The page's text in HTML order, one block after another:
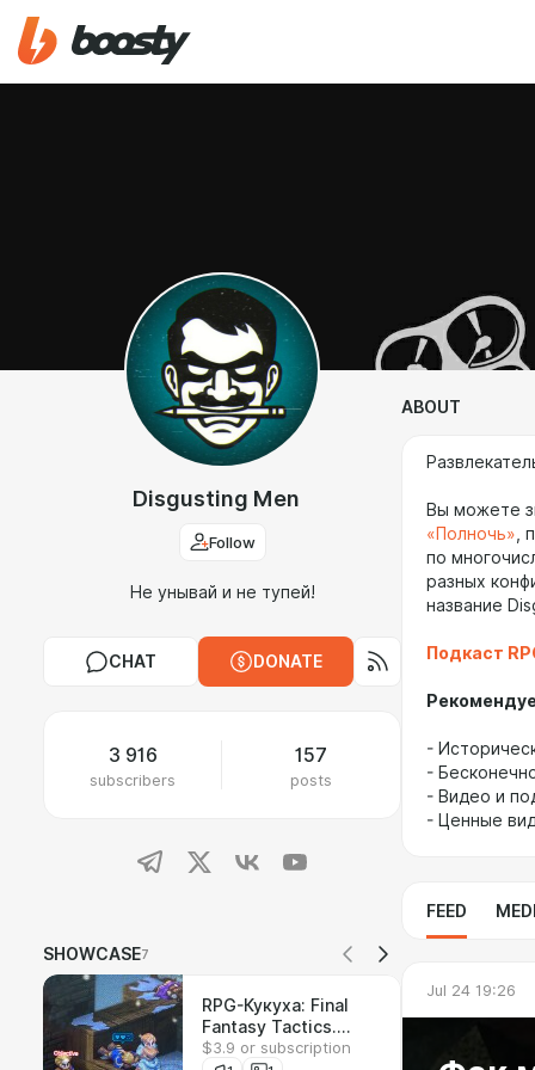
Disgusting Men
Follow
Не унывай и не тупей!
CHAT DONATE
3 916
subscribers
157
posts
SHOWCASE7
RPG-Кукуха: Final
Fantasy Tactics.
Эксклюзив
$3.9 or subscription
ABOUT
Вы можете
«Полночь» ,
по
разных
название
Подкаст
-
-
- Видео и
- Ценные
FEED
Jul 24 19:26